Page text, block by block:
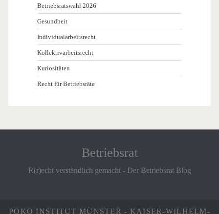
Betriebsratswahl 2026
Gesundheit
Individualarbeitsrecht
Kollektivarbeitsrecht
Kuriositäten
Recht für Betriebsräte
Betriebsrat
R(r)echt verständlich gemacht - Der Betriebsrat Blog
POKO INSTITUT MÜNSTER - KAISER-WILHELM-